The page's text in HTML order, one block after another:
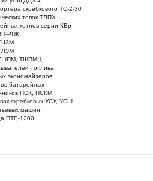
скребкового ТС-2-30
топок ТЛПХ
котлов серии КВр
РПК
ТШПМ, ТШПМЦ
топлива
экономайзеров
батарейных
ПСК, ПСКМ
скребковых УСУ, УСШ
машин
ПТБ-1200